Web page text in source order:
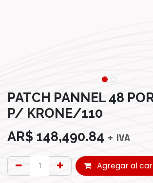
PATCH PANNEL 48
P/ KRONE/110
AR$ 148,490.84 + IVA
Agregar al